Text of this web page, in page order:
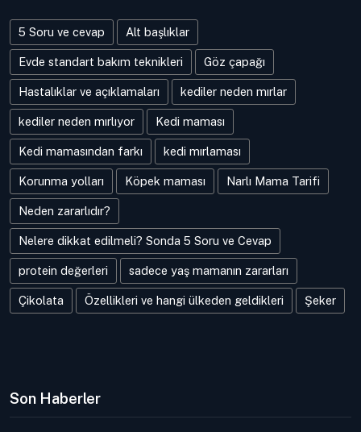
5 Soru ve cevap Alt başlıklar
Evde standart bakım teknikleri Göz çapağı
Hastalıklar ve açıklamaları kediler neden mırlar
kediler neden mırlıyor Kedi maması
Kedi mamasından farkı kedi mırlaması
Korunma yolları Köpek maması Narlı Mama Tarifi
Neden zararlıdır?
Nelere dikkat edilmeli? Sonda 5 Soru ve Cevap
protein değerleri sadece yaş mamanın zararları
Çikolata Özellikleri ve hangi ülkeden geldikleri Şeker
Son Haberler